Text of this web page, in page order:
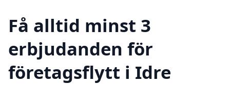
Få alltid minst 3
erbjudanden för
företagsflytt i Idre